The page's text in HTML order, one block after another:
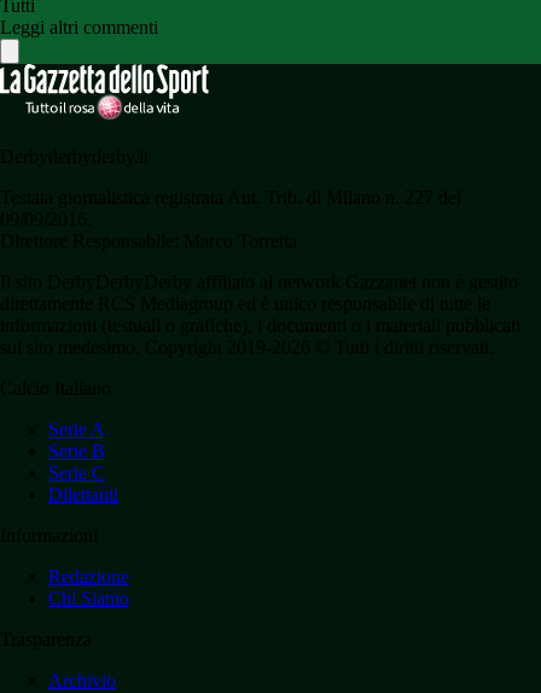
Tutti
Leggi altri commenti
Serie A
Serie B
Serie C
Dilettanti
Redazione
Chi Siamo
Archivio